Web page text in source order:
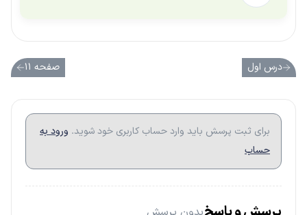
درس اول صفحه ۱۱
برای ثبت پرسش باید وارد حساب کاربری خود شوید. ورود به
حساب